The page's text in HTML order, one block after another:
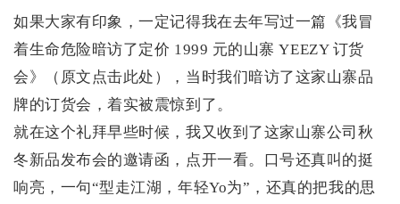
如果大家有印象，一定记得我在去年写过一篇《我冒
着生命危险暗访了定价 1999 元的山寨 YEEZY 订货
会》（原文点击此处），当时我们暗访了这家山寨品
牌的订货会，着实被震惊到了。
就在这个礼拜早些时候，我又收到了这家山寨公司秋
冬新品发布会的邀请函，点开一看。口号还真叫的挺
响亮，一句“型走江湖，年轻Yo为”，还真的把我的思